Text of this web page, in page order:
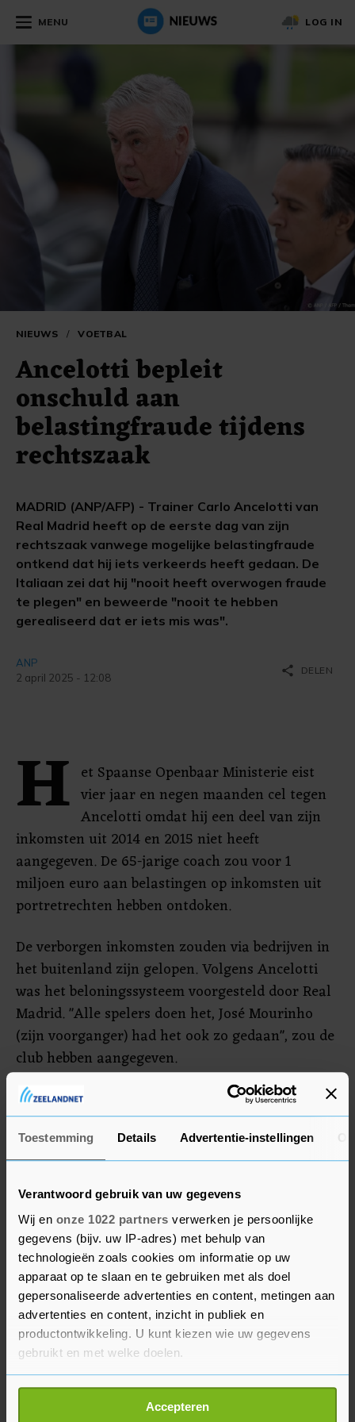
Toestemming Details Advertentie-instellingen
Verantwoord gebruik van uw gegevens
Wij en onze 1022 partners verwerken je persoonlijke
gegevens (bijv. uw IP-adres) met behulp van
technologieën zoals cookies om informatie op uw
apparaat op te slaan en te gebruiken met als doel
gepersonaliseerde advertenties en content, metingen aan
advertenties en content, inzicht in publiek en
productontwikkeling. U kunt kiezen wie uw gegevens
gebruikt en met welke doelen.
Als u het toestaat, willen we ook graag:
Informatie verzamelen over uw geografische
Accepteren
MENU LOG IN
NIEUWS / VOETBAL
Ancelotti bepleit
onschuld aan
belastingfraude tijdens
rechtszaak
MADRID (ANP/AFP) - Trainer Carlo Ancelotti van
Real Madrid heeft op de eerste dag van zijn
rechtszaak vanwege mogelijke belastingfraude
ontkend dat hij iets verkeerds heeft gedaan. De
Italiaan zei dat hij "nooit heeft overwogen fraude
te plegen" en beweerde "nooit te hebben
gerealiseerd dat er iets mis was".
ANP
2 april 2025 - 12:08
share DELEN
H et Spaanse Openbaar Ministerie eist
vier jaar en negen maanden cel tegen
Ancelotti omdat hij een deel van zijn
inkomsten uit 2014 en 2015 niet heeft
aangegeven. De 65-jarige coach zou voor 1
miljoen euro aan belastingen op inkomsten uit
portretrechten hebben ontdoken.
De verborgen inkomsten zouden via bedrijven in
het buitenland zijn gelopen. Volgens Ancelotti
was het beloningssysteem voorgesteld door Real
Madrid. "Alle spelers doen het, José Mourinho
(zijn voorganger) had het ook zo gedaan", zou de
club hebben aangegeven.
De rechtszaak duurt naar verwachting twee
dagen.